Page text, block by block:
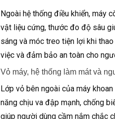
Ngoài hệ thống điều khiển, máy
vật liệu cứng, thước đo độ sâu
sáng và móc treo tiện lợi khi
việc và đảm bảo an toàn cho
Vỏ máy, hệ thống làm mát và
Lớp vỏ bên ngoài của máy
năng chịu va đập mạnh, chống
giúp người dùng cầm nắm chắc